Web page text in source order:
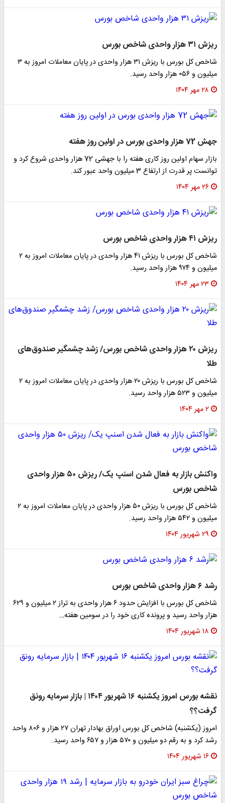
ریزش ۳۱ هزار واحدی شاخص بورس
شاخص کل بورس با ریزش ۳۱ هزار واحدی در پایان معاملات امروز به ۳
میلیون و ۰۵۶ هزار واحد رسید.
۲۸ مهر ۱۴۰۴
جهش 72 هزار واحدی بورس در اولین روز هفته
بازار سهام اولین روز کاری هفته را با جهشی 72 هزار واحدی شروع کرد و
توانست پر قدرت از ارتفاع 3 میلیون واحد عبور کند.
۲۶ مهر ۱۴۰۴
ریزش ۴۱ هزار واحدی شاخص بورس
شاخص کل بورس با ریزش ۴۱ هزار واحدی در پایان معاملات امروز به ۲
میلیون و ۹۷۴ هزار واحد رسید.
۲۳ مهر ۱۴۰۴
ریزش ۲۰ هزار واحدی شاخص بورس/ زشد چشمگیر صندوق‌های
طلا
شاخص کل بورس با ریزش ۲۰ هزار واحدی در پایان معاملات امروز به ۲
میلیون و ۵۲۳ هزار واحد رسید.
۲ مهر ۱۴۰۴
واکنش بازار به فعال شدن اسنپ یک/ ریزش ۵۰ هزار واحدی
شاخص بورس
شاخص کل بورس با ریزش ۵۰ هزار واحدی در پایان معاملات امروز به ۲
میلیون و ۵۴۲ هزار واحد رسید.
۲۹ شهریور ۱۴۰۴
رشد ۶ هزار واحدی شاخص بورس
شاخص کل بورس با افزایش حدود ۶ هزار واحدی به تراز ۲ میلیون و ۶۲۹
هزار واحد رسید و پرونده کاری خود را در سومین هفته…
۱۸ شهریور ۱۴۰۴
نقشه بورس امروز یکشنبه ۱۶ شهریور ۱۴۰۴ | بازار سرمایه رونق
گرفت؟؟
امروز (یکشنبه) شاخص کل بورس اوراق بهادار تهران ۲۷ هزار و ۸۰۶ واحد
رشد کرد و به رقم دو میلیون و ۵۷۰ هزار و ۶۵۷ واحد رسید.
۱۶ شهریور ۱۴۰۴